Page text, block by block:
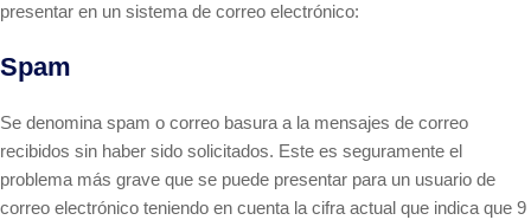
presentar en un sistema de correo electrónico:
Spam
Se denomina spam o correo basura a la mensajes de correo
recibidos sin haber sido solicitados. Este es seguramente el
problema más grave que se puede presentar para un usuario de
correo electrónico teniendo en cuenta la cifra actual que indica que 9